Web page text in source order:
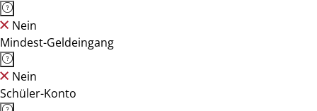
Nein
Mindest-Geldeingang
Nein
Schüler-Konto